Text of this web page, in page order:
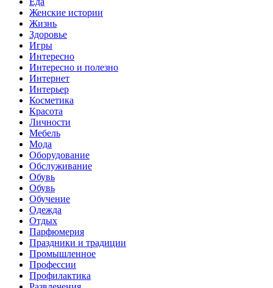
Женские истории
Жизнь
Здоровье
Игры
Интересно
Интересно и полезно
Интернет
Интерьер
Косметика
Красота
Личности
Мебель
Мода
Оборудование
Обслуживание
Обувь
Обувь
Обучение
Одежда
Отдых
Парфюмерия
Праздники и традиции
Промышленное
Профессии
Профилактика